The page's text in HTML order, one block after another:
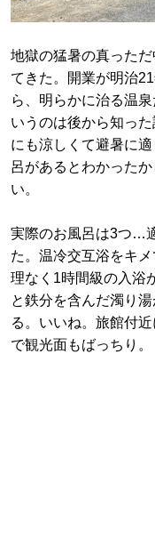
地獄の猛暑の真った
てきた。開業が明治
ら、明らかに治る温
いうのは後から知っ
にも涼しくて避暑に
呂があるとわかった
い。
実際のお風呂は3つ…
た。温冷交互浴をキ
理なく1時間級の入浴
と鉄分を含んだ濁り
る。いいね。旅館付
で観光面もばっちり。